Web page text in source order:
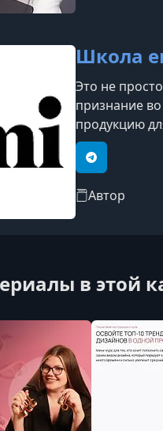
Школа
Это не
признание
продукцию
стандарты
Telegram
Автор
в этой